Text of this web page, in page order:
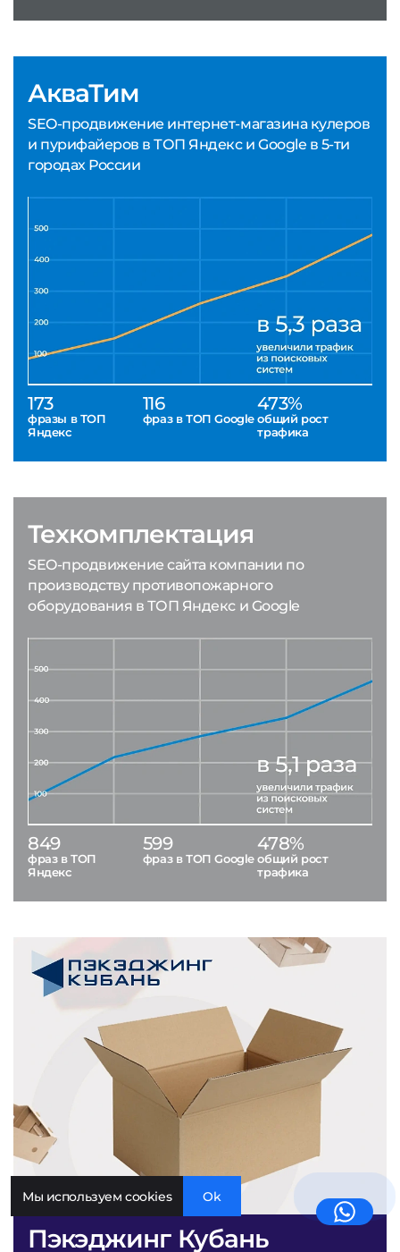
АкваТим
SEO-продвижение интернет-магазина кулеров
и пурифайеров в ТОП Яндекс и Google в 5-ти
городах России
173
фразы в ТОП
Яндекс
116
фраз в ТОП Google
473%
общий рост
трафика
Пэкэджинг Кубань
Техкомплектация
SEO-продвижение сайта компании по
производству противопожарного
оборудования в ТОП Яндекс и Google
849
фраз в ТОП
Яндекс
599
фраз в ТОП Google
478%
общий рост
трафика
Мы используем cookies Ok